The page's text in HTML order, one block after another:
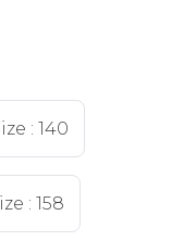
: 140
: 158